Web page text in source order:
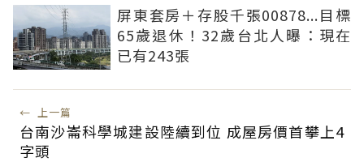
屏東套房＋存股千張00878...目標
65歲退休！32歲台北人曝：現在
已有243張
← 上一篇
台南沙崙科學城建設陸續到位 成屋房價首攀上4
字頭